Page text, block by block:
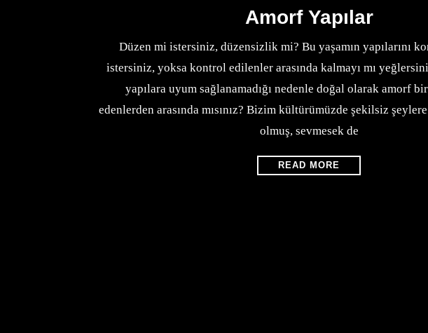
Amorf Yapılar
Düzen mi istersiniz, düzensizlik mi? Bu yaşamın yapılarını
istersiniz, yoksa kontrol edilenler arasında kalmayı mı
yapılara uyum sağlanamadığı nedenle doğal olarak amorf
edenlerden arasında mısınız? Bizim kültürümüzde şekilsiz
olmuş, sevmesek de
READ MORE